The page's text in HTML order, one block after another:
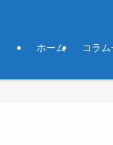
ホーム コラ